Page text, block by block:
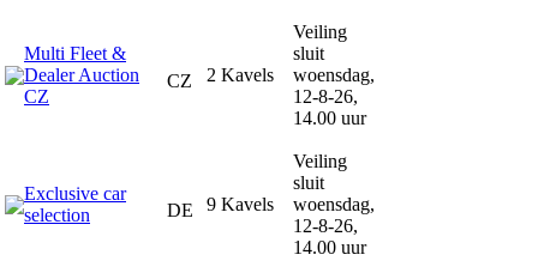
Multi Fleet &
Dealer Auction
CZ
CZ 2 Kavels
Veiling
sluit
woensdag,
12-8-26,
14.00 uur
Exclusive car
selection
DE 9 Kavels
Veiling
sluit
woensdag,
12-8-26,
14.00 uur